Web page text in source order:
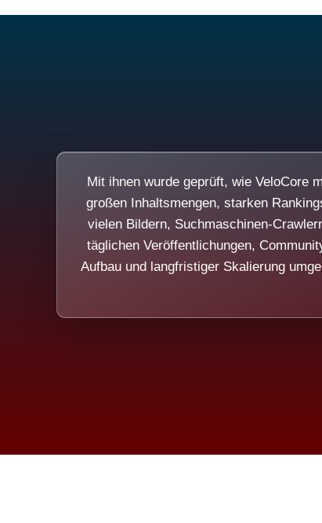
Mit ihnen wurde geprüft, wie VeloCore
großen Inhaltsmengen, starken
vielen Bildern, Suchmaschinen-
täglichen Veröffentlichungen,
Aufbau und langfristiger Skalierung